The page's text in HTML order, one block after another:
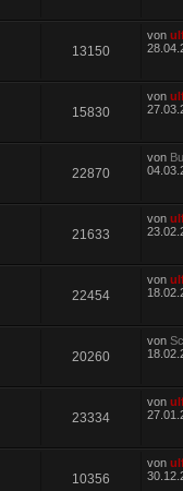
13150
von
15830
von
22870
von
21633
von
22454
von
20260
von
23334
von
10356
von